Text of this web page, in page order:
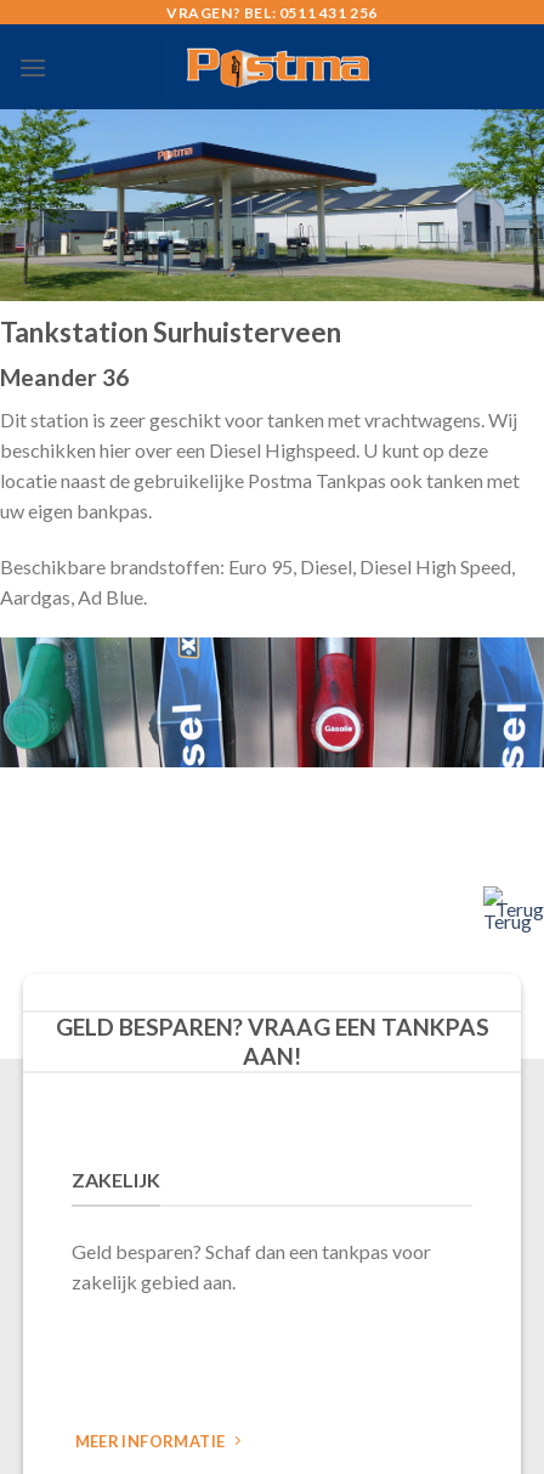
content
VRAGEN? BEL: 0511 431 256
Tankstation Surhuisterveen
Meander 36
Dit station is zeer geschikt voor tanken met vrachtwagens. Wij
beschikken hier over een Diesel Highspeed. U kunt op deze
locatie naast de gebruikelijke Postma Tankpas ook tanken met
uw eigen bankpas.
Beschikbare brandstoffen: Euro 95, Diesel, Diesel High Speed,
Aardgas, Ad Blue.
Terug
GELD BESPAREN? VRAAG EEN TANKPAS
AAN!
ZAKELIJK
Geld besparen? Schaf dan een tankpas voor
zakelijk gebied aan.
MEER INFORMATIE